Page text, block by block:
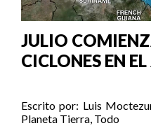
JULIO
CICLONES EN
Escrito por: Luis
Planeta Tierra, Todo